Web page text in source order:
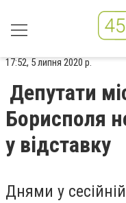
17:52, 5 липня 2020 р.
Депутати
Борисполя
у відставку
Днями у